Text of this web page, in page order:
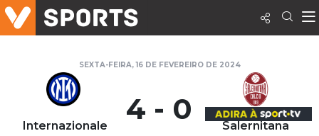
SEXTA-FEIRA, 16 DE FEVEREIRO DE 2024
Internazionale 4 - 0 Salernitana